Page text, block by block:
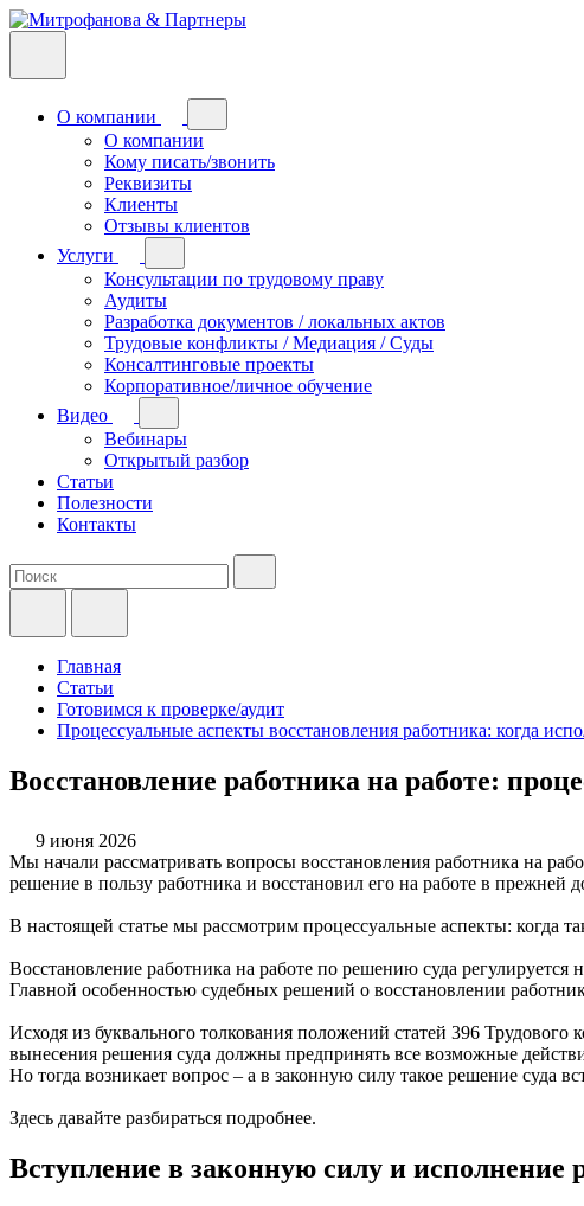
О компании
О компании
Кому писать/звонить
Реквизиты
Клиенты
Отзывы клиентов
Услуги
Консультации по трудовому праву
Аудиты
Разработка документов / локальных актов
Трудовые конфликты / Медиация / Суды
Консалтинговые проекты
Корпоративное/личное обучение
Видео
Вебинары
Открытый разбор
Статьи
Полезности
Контакты
Главная
Статьи
Готовимся к проверке/аудит
Процессуальные аспекты восстановления работника: когда
Восстановление работника на работе:
9 июня 2026
Мы начали рассматривать вопросы восстановления работника на
решение в пользу работника и восстановил его на работе в прежней
В настоящей статье мы рассмотрим процессуальные аспекты: когда
Восстановление работника на работе по решению суда
Главной особенностью судебных решений о восстановлении
Исходя из буквального толкования положений статей 396
вынесения решения суда должны предпринять все возможные
Но тогда возникает вопрос – а в законную силу такое решение суда
Здесь давайте разбираться подробнее.
Вступление в законную силу и исполнение